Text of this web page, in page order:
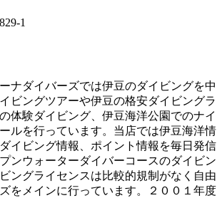
1
ナダイバーズでは伊豆のダイビングを中
ビングツアーや伊豆の格安ダイビングラ
体験ダイビング、伊豆海洋公園でのナイ
ルを行っています。当店では伊豆海洋情
イビング情報、ポイント情報を毎日発信
ンウォーターダイバーコースのダイビン
ングライセンスは比較的規制がなく自由
をメインに行っています。２００１年度